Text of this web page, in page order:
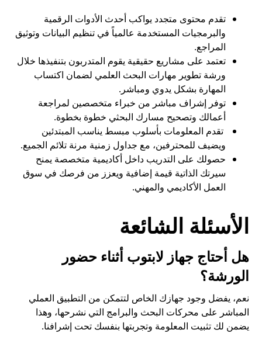
تقدم محتوى متجدد يواكب أحدث الأدوات الرقمية
والبرمجيات المستخدمة عالمياً في تنظيم البيانات وتوثيق
المراجع.
تعتمد على مشاريع حقيقية يقوم المتدربون بتنفيذها خلال
ورشة تطوير مهارات البحث العلمي لضمان اكتساب
المهارة بشكل يدوي ومباشر.
توفر إشراف مباشر من خبراء متخصصين لمراجعة
أعمالك وتصحيح مسارك البحثي خطوة بخطوة.
تقدم المعلومات بأسلوب مبسط يناسب المبتدئين
ويضيف للمحترفين، مع جداول زمنية مرنة تلائم الجميع.
حصولك على التدريب داخل أكاديمية متخصصة يمنح
سيرتك الذاتية قيمة إضافية ويعزز من فرصك في سوق
العمل الأكاديمي والمهني.
الأسئلة الشائعة
هل أحتاج جهاز لابتوب أثناء حضور
الورشة؟
نعم، يفضل وجود جهازك الخاص لتتمكن من التطبيق العملي
المباشر على محركات البحث والبرامج التي نشرحها، وهذا
يضمن لك تثبيت المعلومة وتجربتها بنفسك تحت إشرافنا.